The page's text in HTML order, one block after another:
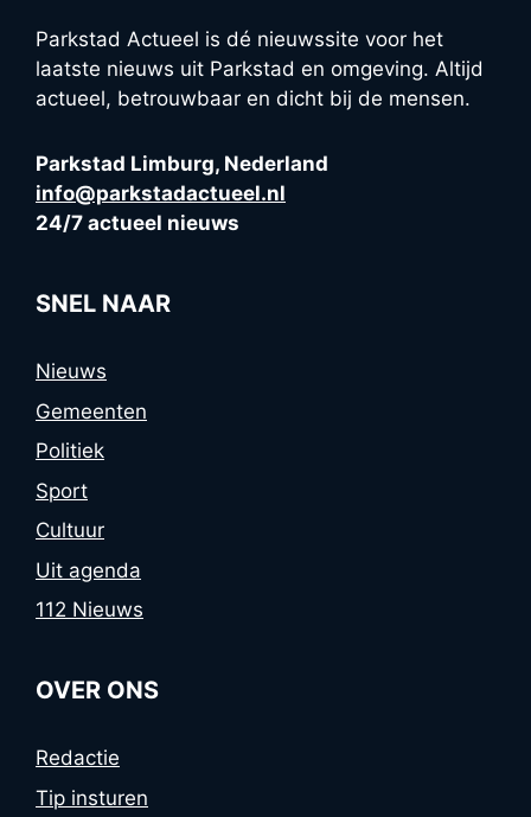
Parkstad Actueel is dé nieuwssite voor het
laatste nieuws uit Parkstad en omgeving. Altijd
actueel, betrouwbaar en dicht bij de mensen.
Parkstad Limburg, Nederland
info@parkstadactueel.nl
24/7 actueel nieuws
SNEL NAAR
Nieuws
Gemeenten
Politiek
Sport
Cultuur
Uit agenda
112 Nieuws
OVER ONS
Redactie
Tip insturen